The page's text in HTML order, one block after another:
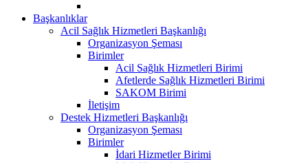
Başkanlıklar
Acil Sağlık Hizmetleri Başkanlığı
Organizasyon Şeması
Birimler
Acil Sağlık Hizmetleri Birimi
Afetlerde Sağlık Hizmetleri Birimi
SAKOM Birimi
İletişim
Destek Hizmetleri Başkanlığı
Organizasyon Şeması
Birimler
İdari Hizmetler Birimi